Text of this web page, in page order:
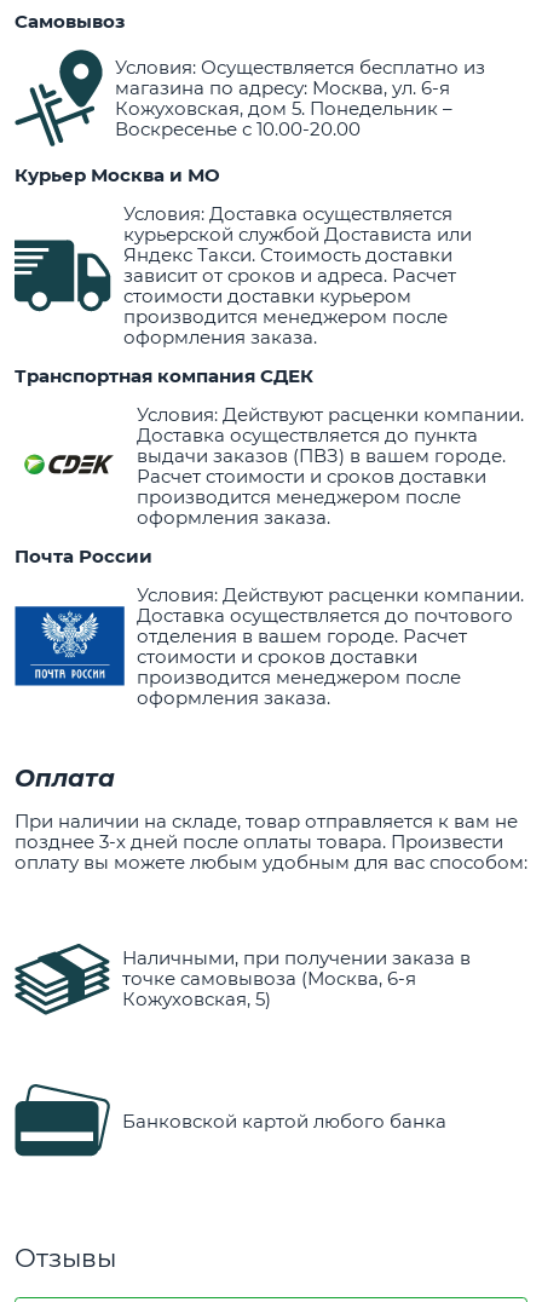
Самовывоз
Условия: Осуществляется бесплатно из
магазина по адресу: Москва, ул. 6-я
Кожуховская, дом 5. Понедельник –
Воскресенье с 10.00-20.00
Курьер Москва и МО
Условия: Доставка осуществляется
курьерской службой Достависта или
Яндекс Такси. Стоимость доставки
зависит от сроков и адреса. Расчет
стоимости доставки курьером
производится менеджером после
оформления заказа.
Транспортная компания СДЕК
Условия: Действуют расценки компании.
Доставка осуществляется до пункта
выдачи заказов (ПВЗ) в вашем городе.
Расчет стоимости и сроков доставки
производится менеджером после
оформления заказа.
Почта России
Условия: Действуют расценки компании.
Доставка осуществляется до почтового
отделения в вашем городе. Расчет
стоимости и сроков доставки
производится менеджером после
оформления заказа.
Оплата
При наличии на складе, товар отправляется к вам не
позднее 3-х дней после оплаты товара. Произвести
оплату вы можете любым удобным для вас способом:
Наличными, при получении заказа в
точке самовывоза (Москва, 6-я
Кожуховская, 5)
Банковской картой любого банка
Отзывы